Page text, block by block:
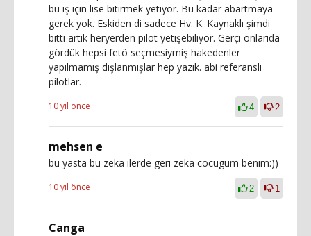
bu iş için lise bitirmek yetiyor. Bu kadar abartmaya
gerek yok. Eskiden di sadece Hv. K. Kaynaklı şimdi
bitti artık heryerden pilot yetişebiliyor. Gerçi onlarıda
gördük hepsi fetö seçmesiymiş hakedenler
yapılmamış dışlanmışlar hep yazık. abi referanslı
pilotlar.
10 yıl önce 4 2
mehsen e
bu yasta bu zeka ilerde geri zeka cocugum benim:))
10 yıl önce 2 1
Canga